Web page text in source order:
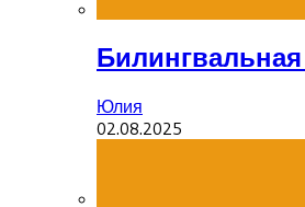
Билингвальная
Юлия
02.08.2025